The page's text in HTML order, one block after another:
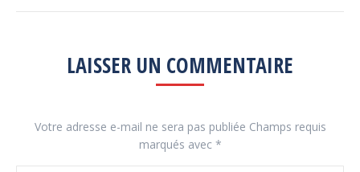
LAISSER UN COMMENTAIRE
Votre adresse e-mail ne sera pas publiée Champs requis
marqués avec *